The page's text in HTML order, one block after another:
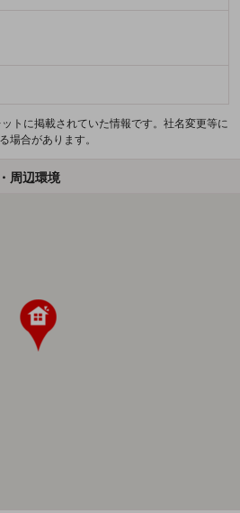
トに掲載されていた情報です。社名変更等に
場合があります。
周辺環境